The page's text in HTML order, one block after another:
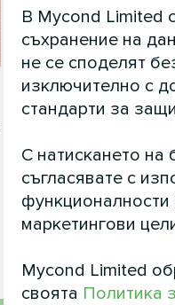
Монтаж
термопомпи
Термопомпите
BeeHeat
отопление и
В Mycond Limited
съхранение на
не се споделят
изключително с
стандарти за
С натискането
съгласявате с
функционалности
маркетингови
Mycond Limited
своята Политика